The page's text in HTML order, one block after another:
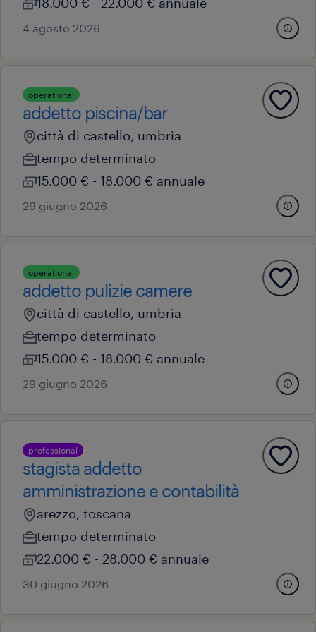
4 agosto 2026
operational
addetto piscina/bar
città di castello, umbria
tempo determinato
15.000 € - 18.000 € annuale
29 giugno 2026
operational
addetto pulizie camere
città di castello, umbria
tempo determinato
15.000 € - 18.000 € annuale
29 giugno 2026
professional
stagista addetto
amministrazione e contabilità
arezzo, toscana
tempo determinato
22.000 € - 28.000 € annuale
30 giugno 2026